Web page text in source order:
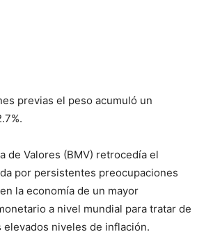
previas el peso acumuló un
de Valores (BMV) retrocedía el
por persistentes preocupaciones
la economía de un mayor
a nivel mundial para tratar de
elevados niveles de inflación.